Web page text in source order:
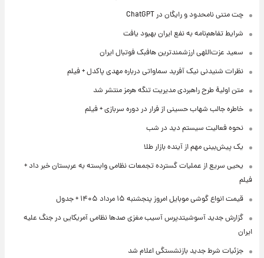
چت متنی نامحدود و رایگان در ChatGPT
شرایط تفاهم‌نامه به نفع ایران بهبود یافت
سعید عزت‌اللهی ارزشمندترین هافبک فوتبال ایران
نظرات شنیدنی نیک آفرید سماواتی درباره مهدی پاکدل + فیلم
متن اولیۀ طرح راهبردی مدیریت تنگه هرمز منتشر شد
خاطره جالب شهاب حسینی از فرار در دوره سربازی + فیلم
نحوه فعالیت سیستم دید در شب
یک پیش‌بینی مهم از آینده بازار طلا
یحیی سریع از عملیات گسترده تجمعات نظامی وابسته به عربستان خبر داد +
فیلم
قیمت انواع گوشی موبایل امروز پنجشنبه ۱۵ مرداد ۱۴۰۵ + جدول
گزارش جدید آسوشیتدپرس آسیب مغزی صدها نظامی آمریکایی در جنگ علیه
ایران
جزئیات شرط جدید بازنشستگی اعلام شد